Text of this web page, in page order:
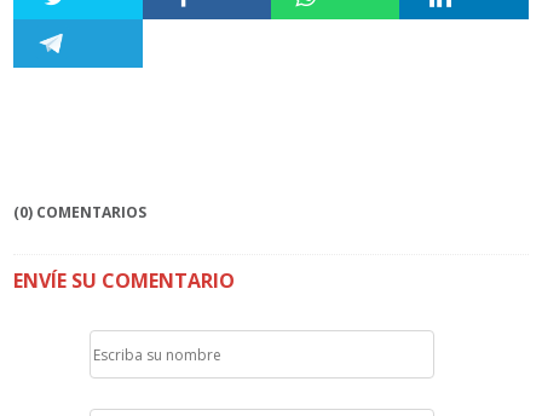
(0) COMENTARIOS
ENVÍE SU COMENTARIO